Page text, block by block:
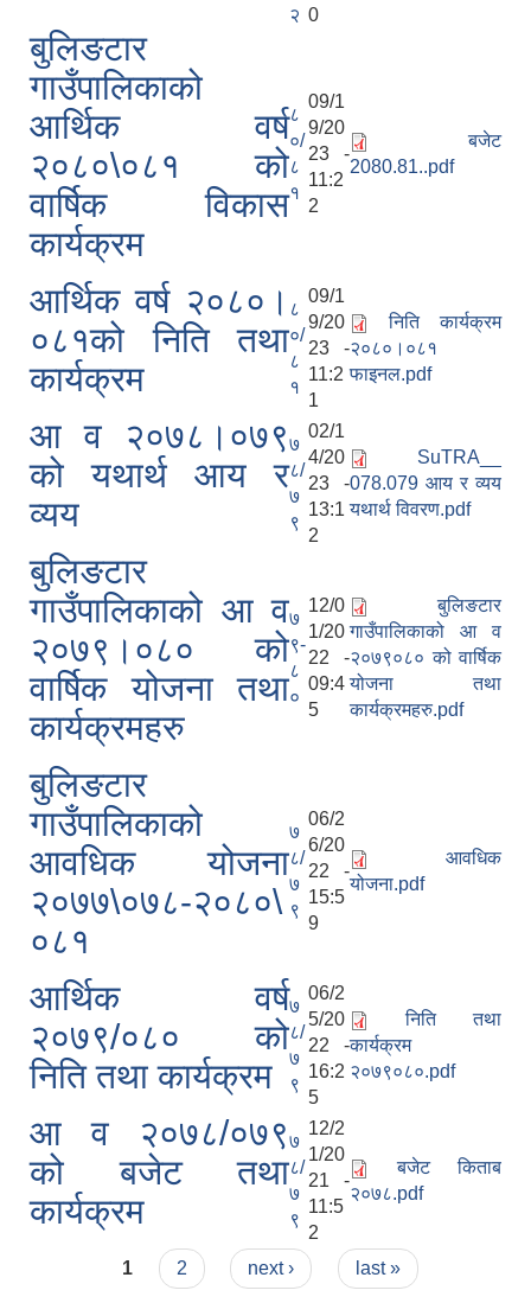
२ 0
बुलिङटार
गाउँपालिकाको
आर्थिक वर्ष
२०८०\०८१ को
वार्षिक विकास
कार्यक्रम
८
०/
८
१
09/1
9/20
23 -
11:2
2
बजेट
2080.81..pdf
आर्थिक वर्ष २०८०।
०८१को निति तथा
कार्यक्रम
८
०/
८
१
09/1
9/20
23 -
11:2
1
निति कार्यक्रम
२०८०।०८१
फाइनल.pdf
आ व २०७८।०७९
को यथार्थ आय र
व्यय
७
८/
७
९
02/1
4/20
23 -
13:1
2
SuTRA__
078.079 आय र व्यय
यथार्थ विवरण.pdf
बुलिङटार
गाउँपालिकाको आ व
२०७९।०८० को
वार्षिक योजना तथा
कार्यक्रमहरु
७
९-
८
०
12/0
1/20
22 -
09:4
5
बुलिङटार
गाउँपालिकाको आ व
२०७९०८० को वार्षिक
योजना तथा
कार्यक्रमहरु.pdf
बुलिङटार
गाउँपालिकाको
आवधिक योजना
२०७७\०७८-२०८०\
०८१
७
८/
७
९
06/2
6/20
22 -
15:5
9
आवधिक
योजना.pdf
आर्थिक वर्ष
२०७९/०८० को
निति तथा कार्यक्रम
७
८/
७
९
06/2
5/20
22 -
16:2
5
निति तथा
कार्यक्रम
२०७९०८०.pdf
आ व २०७८/०७९
को बजेट तथा
कार्यक्रम
७
८/
७
९
12/2
1/20
21 -
11:5
2
बजेट किताब
२०७८.pdf
Pages
1 2 next › last »